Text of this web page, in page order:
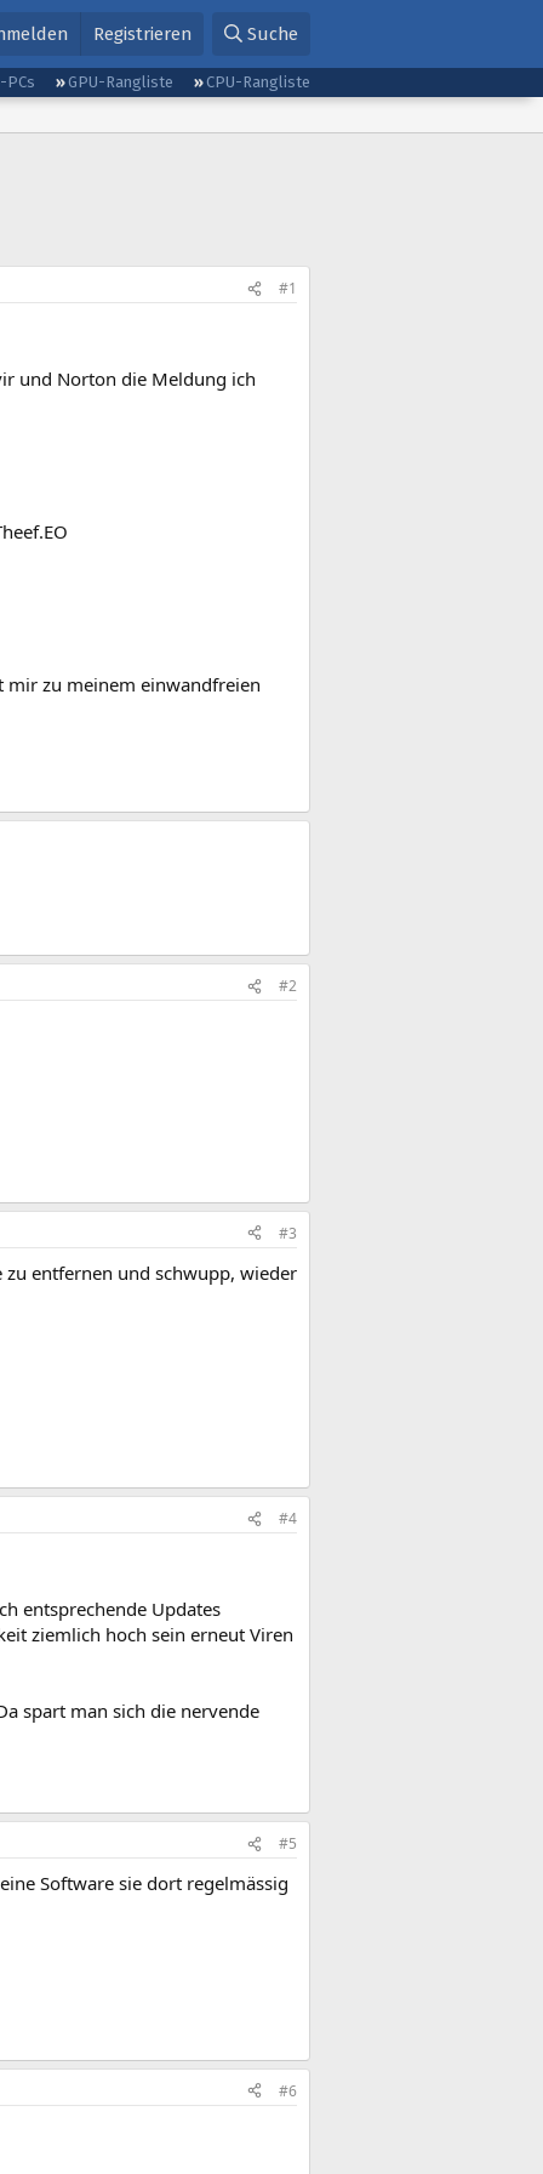
Registrieren Suche
PCs GPU-Rangliste
CPU-Rangliste
#1
und Norton die Meldung ich
mir zu meinem einwandfreien
#2
#3
entfernen und schwupp, wieder
#4
entsprechende Updates
ziemlich hoch sein erneut Viren
spart man sich die nervende
#5
Software sie dort regelmässig
#6